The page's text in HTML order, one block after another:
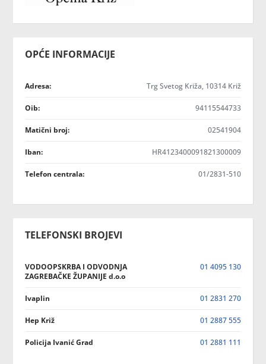
OPĆE INFORMACIJE
Adresa: Trg Svetog Križa, 10314 Križ
Oib: 94115544733
Matični broj: 02541904
Iban: HR4123400091821300009
Telefon centrala: 01/2831-510
TELEFONSKI BROJEVI
VODOOPSKRBA I ODVODNJA
ZAGREBAČKE ŽUPANIJE d.o.o
01 4095 130
Ivaplin 01 2831 270
Hep Križ 01 2887 555
Policija Ivanić Grad 01 2881 111